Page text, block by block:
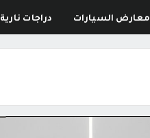
معارض السيارات دراجات نارية